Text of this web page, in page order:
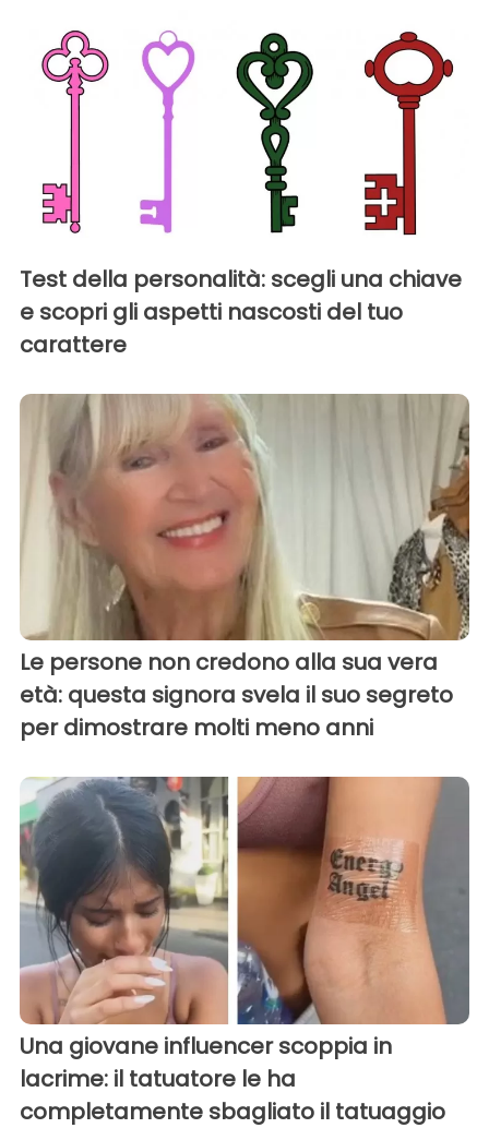
Test della personalità: scegli una chiave
e scopri gli aspetti nascosti del tuo
carattere
Le persone non credono alla sua vera
età: questa signora svela il suo segreto
per dimostrare molti meno anni
Una giovane influencer scoppia in
lacrime: il tatuatore le ha
completamente sbagliato il tatuaggio